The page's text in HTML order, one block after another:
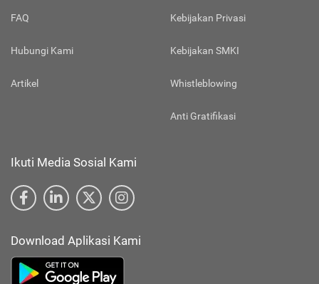
FAQ
Hubungi Kami
Artikel
Kebijakan Privasi
Kebijakan SMKI
Whistleblowing
Anti Gratifikasi
Ikuti Media Sosial Kami
Download Aplikasi Kami